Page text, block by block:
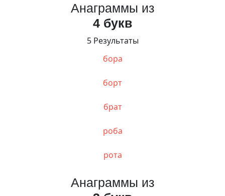
Анаграммы из
4 букв
5 Результаты
бора
борт
брат
роба
рота
Анаграммы из